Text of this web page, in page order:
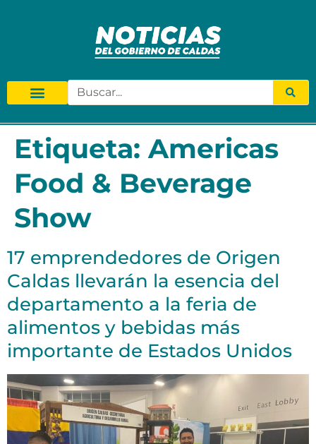
Etiqueta:Americas
Food & Beverage
Show
17 emprendedores de Origen
Caldas llevarán la esencia del
departamento a la feria de
alimentos y bebidas más
importante de Estados Unidos